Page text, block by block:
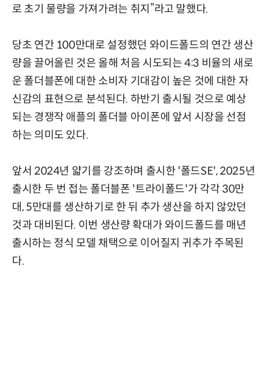
로 초기 물량을 가져가려는 취지”라고 말했다.
당초 연간 100만대로 설정했던 와이드폴드의 연간 생산
량을 끌어올린 것은 올해 처음 시도되는 4:3 비율의 새로
운 폴더블폰에 대한 소비자 기대감이 높은 것에 대한 자
신감의 표현으로 분석된다. 하반기 출시될 것으로 예상
되는 경쟁작 애플의 폴더블 아이폰에 앞서 시장을 선점
하는 의미도 있다.
앞서 2024년 얇기를 강조하며 출시한 '폴드SE', 2025년
출시한 두 번 접는 폴더블폰 '트라이폴드'가 각각 30만
대, 5만대를 생산하기로 한 뒤 추가 생산을 하지 않았던
것과 대비된다. 이번 생산량 확대가 와이드폴드를 매년
출시하는 정식 모델 채택으로 이어질지 귀추가 주목된
다.